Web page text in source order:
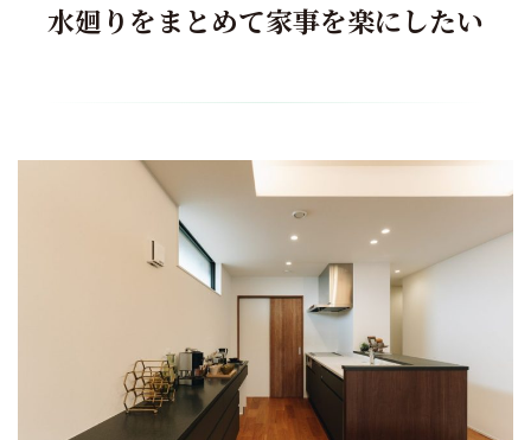
水廻りをまとめて家事を楽にしたい